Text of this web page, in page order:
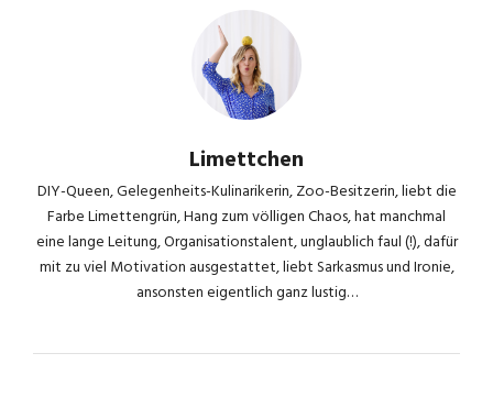
Limettchen
DIY-Queen, Gelegenheits-Kulinarikerin, Zoo-Besitzerin, liebt die
Farbe Limettengrün, Hang zum völligen Chaos, hat manchmal
eine lange Leitung, Organisationstalent, unglaublich faul (!), dafür
mit zu viel Motivation ausgestattet, liebt Sarkasmus und Ironie,
ansonsten eigentlich ganz lustig…